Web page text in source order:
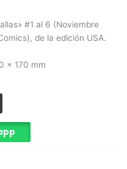
#1 al 6 (Noviembre
de la edición USA.
x 170 mm